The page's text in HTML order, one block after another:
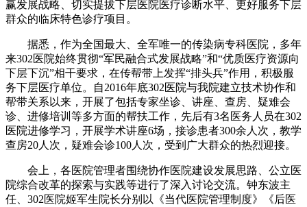
赢发展战略、切实提拔下层医院医疗诊断水平、更好服务下层
群众的临床特色诊疗项目。
据悉，作为全国最大、全军唯一的传染病专科医院，多年
来302医院始终贯彻“军民融合式发展战略”和“优质医疗资源向
下层下沉”相干要求，在传帮带上发挥“排头兵”作用，积极服
务下层医疗单位。自2016年底302医院与我院建立技术协作和
帮带关系以来，开展了包括专家坐诊、讲座、查房、疑难会
诊、进修培训等多方面的帮扶工作，先后有3名医务人员在302
医院进修学习，开展学术讲座6场，接诊患者300余人次，教学
查房20人次，疑难会诊100人次，受到广大群众的热烈迎接。
会上，各医院管理者围绕协作医院建设发展思路、公立医
院综合改革的探索与实践等进行了深入讨论交流。钟东波主
任、302医院姬军生院长分别以《当代医院管理制度》《后医